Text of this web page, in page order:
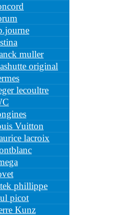
muller
original
lecoultre
Vuitton
lacroix
phillippe
picot
Kunz